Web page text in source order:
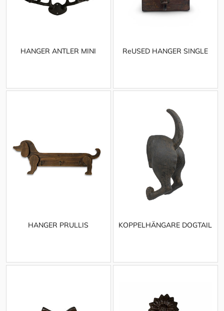
HANGER ANTLER MINI ReUSED HANGER SINGLE
HANGER PRULLIS KOPPELHÄNGARE DOGTAIL